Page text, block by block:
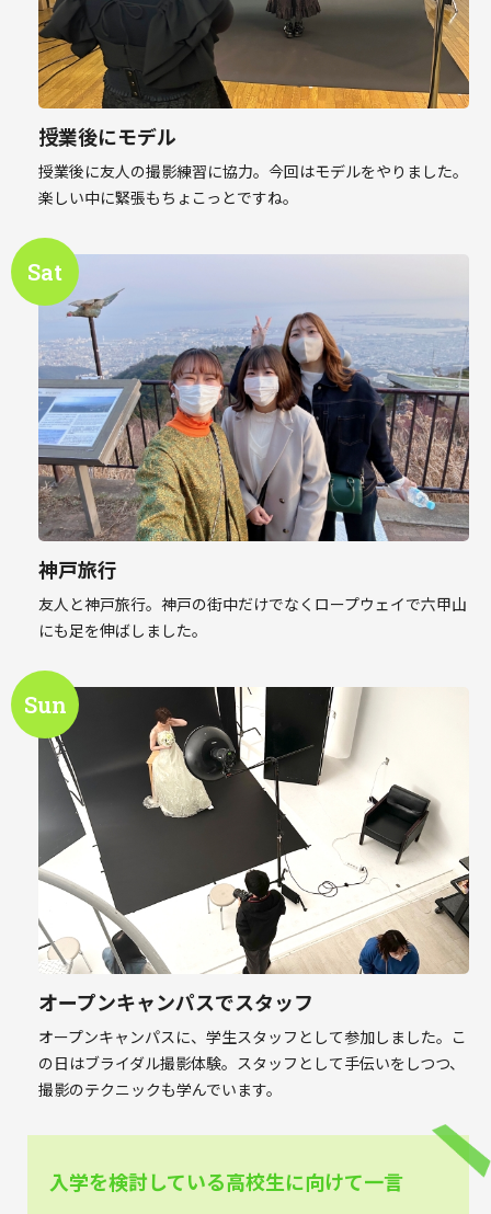
授業後にモデル
授業後に友人の撮影練習に協力。今回はモデルをやりました。
楽しい中に緊張もちょこっとですね。
神戸旅行
友人と神戸旅行。神戸の街中だけでなくロープウェイで六甲山
にも足を伸ばしました。
オープンキャンパスでスタッフ
オープンキャンパスに、学生スタッフとして参加しました。こ
の日はブライダル撮影体験。スタッフとして手伝いをしつつ、
撮影のテクニックも学んでいます。
入学を検討している高校生に向けて一言